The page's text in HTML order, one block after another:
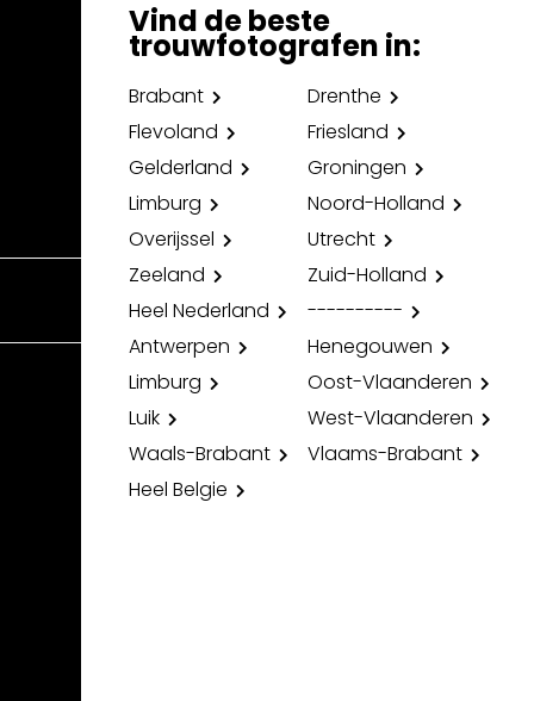
Vind de beste
trouwfotografen in:
Brabant
Drenthe
Flevoland
Friesland
Gelderland
Groningen
Limburg
Noord-Holland
Overijssel
Utrecht
Zeeland
Zuid-Holland
Heel Nederland
----------
Antwerpen
Henegouwen
Limburg
Oost-Vlaanderen
Luik
West-Vlaanderen
Waals-Brabant
Vlaams-Brabant
Heel Belgie